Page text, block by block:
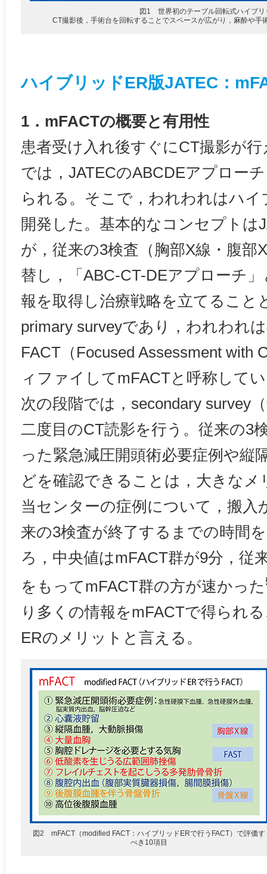
図1 世界初のテーブル回転式ハイブリ
CT撮影後，手術台を回転することでスペースが広がり，麻酔や手
ハイブリッドER版JATEC：
1．mFACTの概要と有用性
患者受け入れ後すぐにCT撮影が
では，JATECのABCDEアプロー
られる。そこで，われわれはハイ
開発した。基本的なコンセプトは
が，従来の3検査（胸部X線・腹部
替し，「ABC-CT-DEアプローチ
報を取得し治療戦略を立てること
primary surveyであり，われわれ
FACT（Focused Assessment with
ィファイしてmFACTと呼称して
次の段階では，secondary survey
二度目のCT読影を行う。従来の3
った緊急減圧開頭術必要症例や縦
どを確認できることは，大きなメ
当センターの症例について，搬入
来の3検査が終了するまでの時間
ろ，中央値はmFACT群が9分，従
をもってmFACT群の方が速かった
り多くの情報をmFACTで得られ
ERのメリットと言える。
図2 mFACT（modified FACT：ハイブリッドERで行うFACT）で評価す
べき10項目